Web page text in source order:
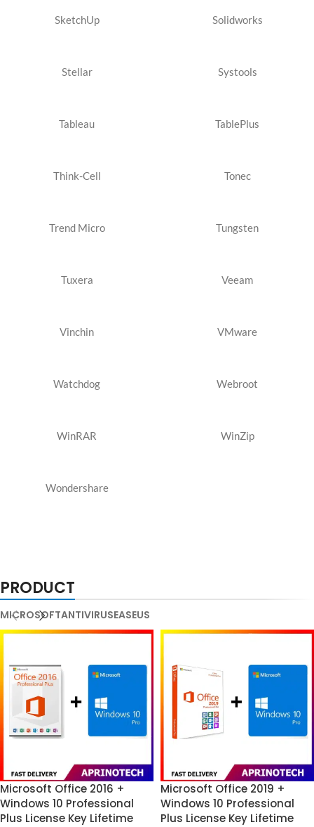
SketchUp Solidworks
Stellar Systools
Tableau TablePlus
Think-Cell Tonec
Trend Micro Tungsten
Tuxera Veeam
Vinchin VMware
Watchdog Webroot
WinRAR WinZip
Wondershare
PRODUCT
MICROSOFTANTIVIRUSEASEUS
Microsoft Office 2016 +
Windows 10 Professional
Plus License Key Lifetime
Microsoft Office 2019 +
Windows 10 Professional
Plus License Key Lifetime